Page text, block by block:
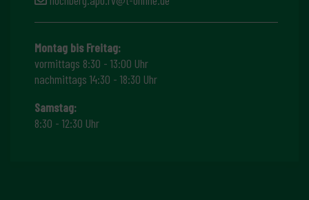
Montag bis Freitag:
vormittags 8:30 - 13:00 Uhr
nachmittags 14:30 - 18:30 Uhr
Samstag:
8:30 - 12:30 Uhr